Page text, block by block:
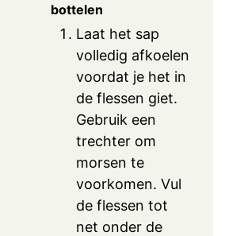
bottelen
Laat het sap
volledig afkoelen
voordat je het in
de flessen giet.
Gebruik een
trechter om
morsen te
voorkomen. Vul
de flessen tot
net onder de